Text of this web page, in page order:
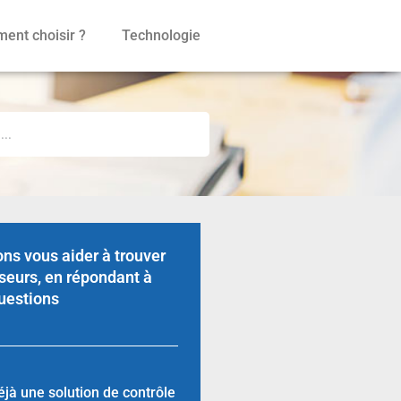
choisir ? Technologie
vous aider à trouver
en répondant à
une solution de contrôle